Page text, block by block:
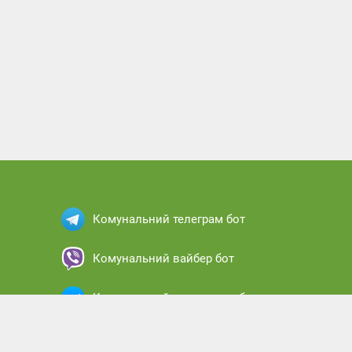
Комунальний телеграм бот
Комунальний вайбер бот
Комунальний месенджер бот